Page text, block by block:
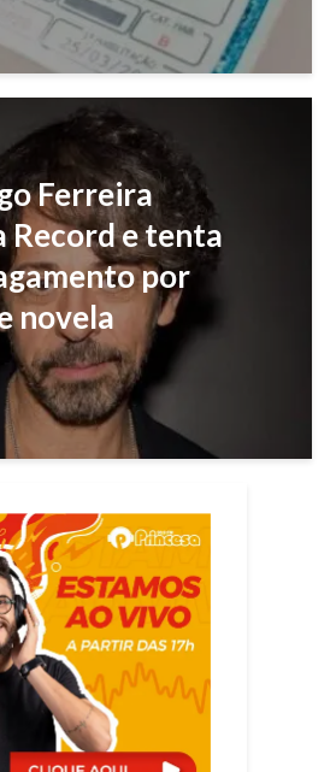
Ferreira
Record e tenta
por
novela